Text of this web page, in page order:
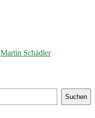
Martin Schädler
Suchen